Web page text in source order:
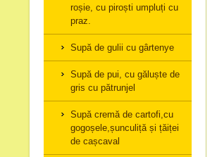
roșie, cu piroști umpluți cu
praz.
Supă de gulii cu gârtenye
Supă de pui, cu găluște de
gris cu pătrunjel
Supă cremă de cartofi,cu
gogoșele,șunculiță și țăiței
de cașcaval